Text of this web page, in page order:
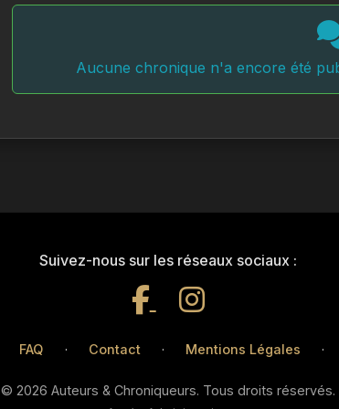
Aucune chronique n'a encore été
Suivez-nous sur les réseaux sociaux :
FAQ · Contact · Mentions Légales ·
© 2026 Auteurs & Chroniqueurs. Tous droits réservés.